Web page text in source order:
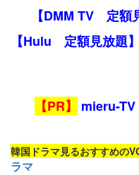
【DMM TV 定額
【Hulu 定額見放題】
【PR】 mieru-TV
韓国ドラマ見るおすすめの
ラマ